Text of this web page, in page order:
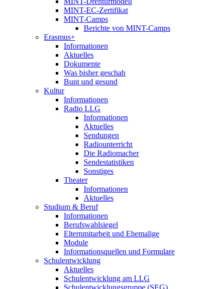
MINT-EC-Zertifikat
MINT-Camps
Berichte von MINT-Camps
Erasmus+
Informationen
Aktuelles
Dokumente
Was bisher geschah
Bunt und gesund
Kultur
Informationen
Radio LLG
Informationen
Aktuelles
Sendungen
Radiounterricht
Die Radiomacher
Sendestatistiken
Sonstiges
Theater
Informationen
Aktuelles
Studium & Beruf
Informationen
Berufswahlsiegel
Elternmitarbeit und Ehemalige
Module
Informationsquellen und Formulare
Schulentwicklung
Aktuelles
Schulentwicklung am LLG
Schulentwicklungsgruppe (SEG)